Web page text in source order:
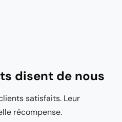
disent de nous
satisfaits. Leur
récompense.